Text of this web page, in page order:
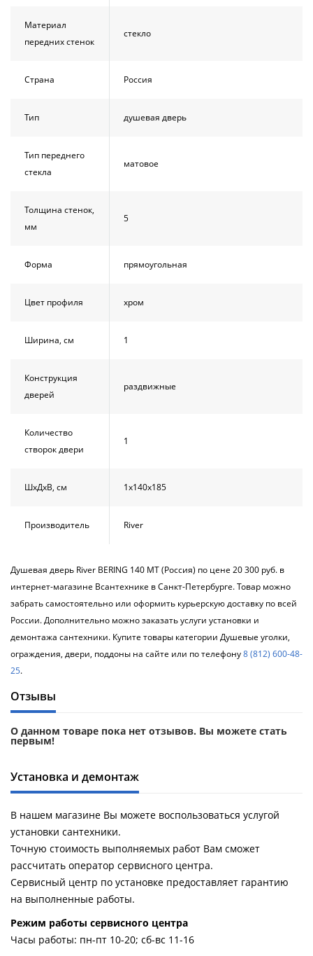
Материал
передних стенок
стекло
Страна Россия
Тип душевая дверь
Тип переднего
стекла
матовое
Толщина стенок,
мм
5
Форма прямоугольная
Цвет профиля хром
Ширина, см 1
Конструкция
дверей
раздвижные
Количество
створок двери
1
ШхДхВ, см 1х140х185
Производитель River
Душевая дверь River BERING 140 МТ (Россия) по цене 20 300 руб. в
интернет-магазине Всантехнике в Санкт-Петербурге. Товар можно
забрать самостоятельно или оформить курьерскую доставку по всей
России. Дополнительно можно заказать услуги установки и
демонтажа сантехники. Купите товары категории Душевые уголки,
ограждения, двери, поддоны на сайте или по телефону8 (812) 600-48-
25.
Отзывы
О данном товаре пока нет отзывов. Вы можете стать
первым!
Установка и демонтаж
В нашем магазине Вы можете воспользоваться услугой
установки сантехники.
Точную стоимость выполняемых работ Вам сможет
рассчитать оператор сервисного центра.
Сервисный центр по установке предоставляет гарантию
на выполненные работы.
Pежим работы сервисного центра
Часы работы: пн-пт 10-20; сб-вс 11-16